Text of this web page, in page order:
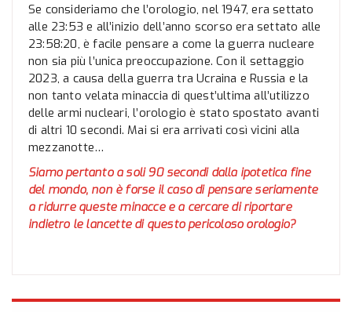
Se consideriamo che l’orologio, nel 1947, era settato
alle 23:53 e all’inizio dell’anno scorso era settato alle
23:58:20, è facile pensare a come la guerra nucleare
non sia più l’unica preoccupazione. Con il settaggio
2023, a causa della guerra tra Ucraina e Russia e la
non tanto velata minaccia di quest’ultima all’utilizzo
delle armi nucleari, l’orologio è stato spostato avanti
di altri 10 secondi. Mai si era arrivati così vicini alla
mezzanotte…
Siamo pertanto a soli 90 secondi dalla ipotetica fine
del mondo, non è forse il caso di pensare seriamente
a ridurre queste minacce e a cercare di riportare
indietro le lancette di questo pericoloso orologio?